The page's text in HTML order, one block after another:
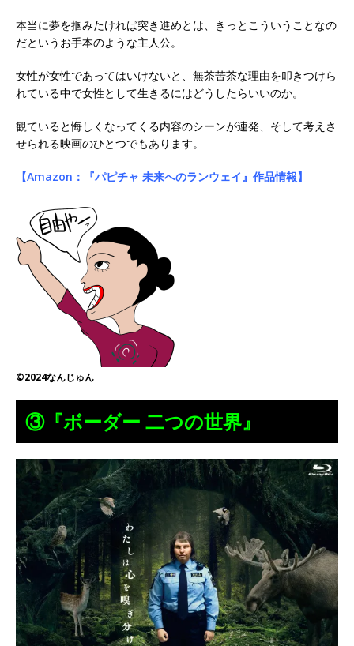
本当に夢を掴みたければ突き進めとは、きっとこういうことなの
だというお手本のような主人公。
女性が女性であってはいけないと、無茶苦茶な理由を叩きつけら
れている中で女性として生きるにはどうしたらいいのか。
観ていると悔しくなってくる内容のシーンが連発、そして考えさ
せられる映画のひとつでもあります。
【Amazon：『パピチャ 未来へのランウェイ』作品情報】
©2024なんじゅん
③『ボーダー 二つの世界』